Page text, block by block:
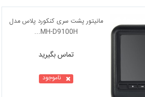
مانیتور پشت سری کنکورد پلاس مدل
MH-D9100H...
تماس بگیرید
ناموجود